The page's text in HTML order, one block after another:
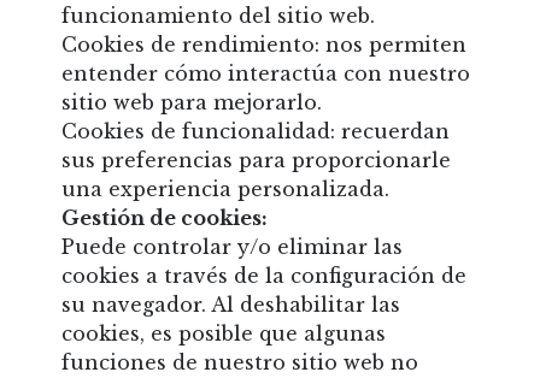
funcionamiento del sitio web.
Cookies de rendimiento: nos permiten
entender cómo interactúa con nuestro
sitio web para mejorarlo.
Cookies de funcionalidad: recuerdan
sus preferencias para proporcionarle
una experiencia personalizada.
Gestión de cookies:
Puede controlar y/o eliminar las
cookies a través de la configuración de
su navegador. Al deshabilitar las
cookies, es posible que algunas
funciones de nuestro sitio web no